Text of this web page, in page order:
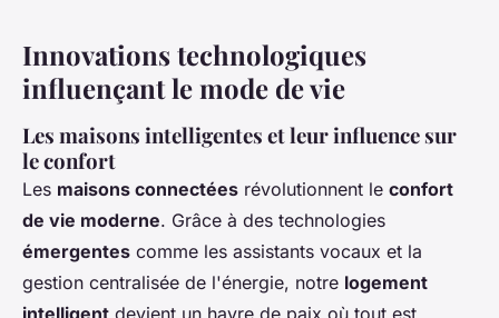
Innovations technologiques
influençant le mode de vie
Les maisons intelligentes et leur influence sur
le confort
Les maisons connectées révolutionnent le confort
de vie moderne. Grâce à des technologies
émergentes comme les assistants vocaux et la
gestion centralisée de l'énergie, notre logement